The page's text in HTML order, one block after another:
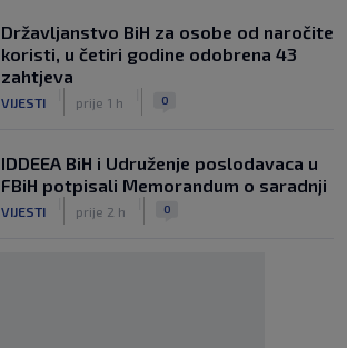
Državljanstvo BiH za osobe od naročite
koristi, u četiri godine odobrena 43
zahtjeva
VIJESTI prije 1 h 0
IDDEEA BiH i Udruženje poslodavaca u
FBiH potpisali Memorandum o saradnji
VIJESTI prije 2 h 0